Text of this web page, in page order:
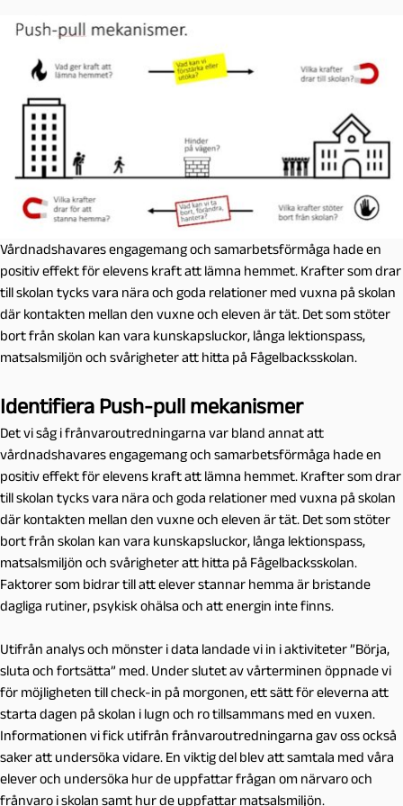
Vårdnadshavares engagemang och samarbetsförmåga hade en
positiv effekt för elevens kraft att lämna hemmet. Krafter som drar
till skolan tycks vara nära och goda relationer med vuxna på skolan
där kontakten mellan den vuxne och eleven är tät. Det som stöter
bort från skolan kan vara kunskapsluckor, långa lektionspass,
matsalsmiljön och svårigheter att hitta på Fågelbacksskolan.
Identifiera Push-pull mekanismer
Det vi såg i frånvaroutredningarna var bland annat att
vårdnadshavares engagemang och samarbetsförmåga hade en
positiv effekt för elevens kraft att lämna hemmet. Krafter som drar
till skolan tycks vara nära och goda relationer med vuxna på skolan
där kontakten mellan den vuxne och eleven är tät. Det som stöter
bort från skolan kan vara kunskapsluckor, långa lektionspass,
matsalsmiljön och svårigheter att hitta på Fågelbacksskolan.
Faktorer som bidrar till att elever stannar hemma är bristande
dagliga rutiner, psykisk ohälsa och att energin inte finns.
Utifrån analys och mönster i data landade vi in i aktiviteter ”Börja,
sluta och fortsätta” med. Under slutet av vårterminen öppnade vi
för möjligheten till check-in på morgonen, ett sätt för eleverna att
starta dagen på skolan i lugn och ro tillsammans med en vuxen.
Informationen vi fick utifrån frånvaroutredningarna gav oss också
saker att undersöka vidare. En viktig del blev att samtala med våra
elever och undersöka hur de uppfattar frågan om närvaro och
frånvaro i skolan samt hur de uppfattar matsalsmiljön.